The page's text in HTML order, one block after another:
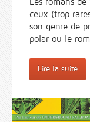
ceux (trop
son genre de
polar ou le
Lire la suite